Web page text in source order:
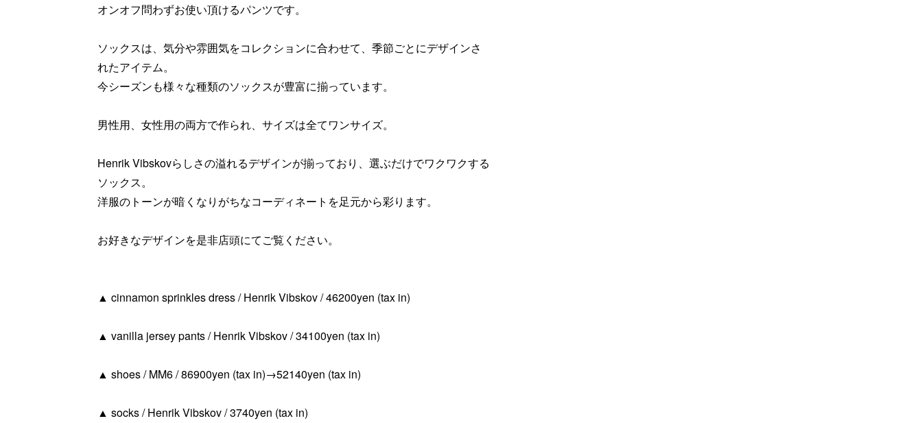
オンオフ問わずお使い頂けるパンツです。
ソックスは、気分や雰囲気をコレクションに合わせて、季節ごとにデザインさ
れたアイテム。
今シーズンも様々な種類のソックスが豊富に揃っています。
男性用、女性用の両方で作られ、サイズは全てワンサイズ。
Henrik Vibskovらしさの溢れるデザインが揃っており、選ぶだけでワクワクする
ソックス。
洋服のトーンが暗くなりがちなコーディネートを足元から彩ります。
お好きなデザインを是非店頭にてご覧ください。
▲ cinnamon sprinkles dress / Henrik Vibskov / 46200yen (tax in)
▲ vanilla jersey pants / Henrik Vibskov / 34100yen (tax in)
▲ shoes / MM6 / 86900yen (tax in)→52140yen (tax in)
▲ socks / Henrik Vibskov / 3740yen (tax in)